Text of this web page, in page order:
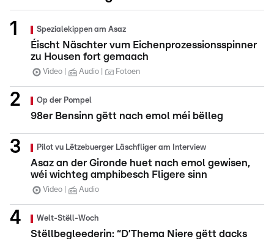
Spezialekippen am Asaz
Éischt Näschter vum Eichenprozessionsspinner
zu Housen fort gemaach
Video Audio Fotoen
Op der Pompel
98er Bensinn gëtt nach emol méi bëlleg
Pilot vu Lëtzebuerger Läschfliger am Interview
Asaz an der Gironde huet nach emol gewisen,
wéi wichteg amphibesch Fligere sinn
Video Audio
Welt-Stëll-Woch
Stëllbegleederin: “D’Thema Niere gëtt dacks